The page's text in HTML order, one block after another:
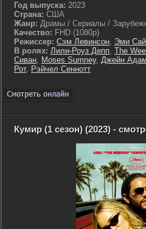
Год выпуска: 2023
Страна: США
Жанр: Драмы / Сериалы /
Качество: FHD (1080p)
Режиссер: Сэм Левинсон, Эми
В ролях: Лили-Роуз Депп, The
Сиван, Moses Sumney, Джейн
Рот, Рэйчел Сеннотт
Кумир (1 сезон) (2023) -